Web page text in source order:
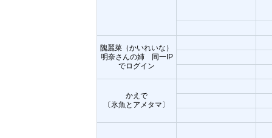
隗麗菜（かいれいな）
明奈さんの姉 同一IP
でログイン
かえで
〔氷魚とアメタマ〕